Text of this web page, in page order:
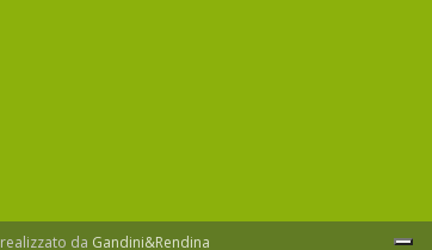
realizzato da Gandini&Rendina